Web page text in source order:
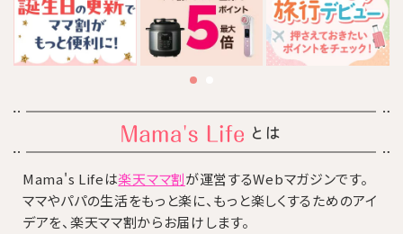
とは
Mama's Lifeは楽天ママ割が運営するWebマガジンです。
ママやパパの生活をもっと楽に、もっと楽しくするためのアイ
デアを、楽天ママ割からお届けします。